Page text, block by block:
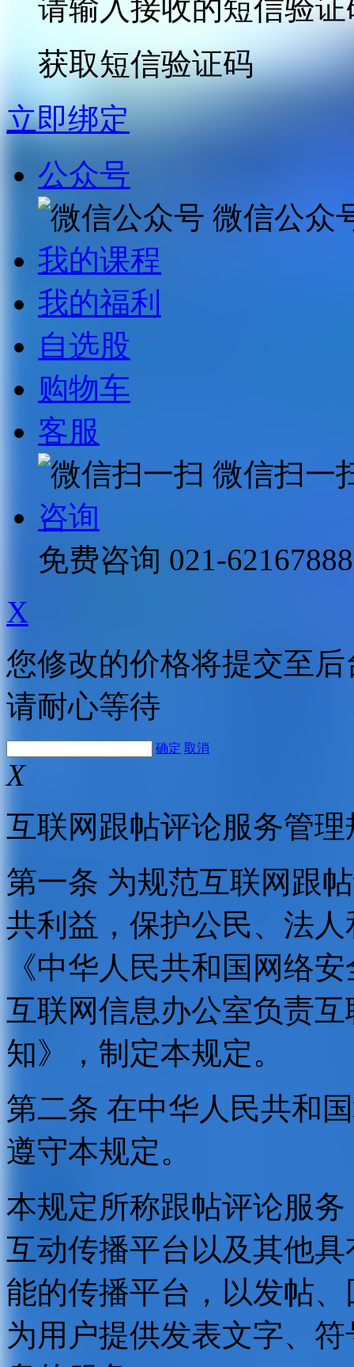
请输入接收的短信验证
获取短信验证码
立即绑定
公众号
微信公众
我的课程
我的福利
自选股
购物车
客服
微信扫一
咨询
免费咨询 021-62167888
X
您修改的价格将提交至
请耐心等待
确定 取消
X
互联网跟帖评论服务管理
第一条 为规范互联网跟
共利益，保护公民、法
《中华人民共和国网络
互联网信息办公室负责
知》，制定本规定。
第二条 在中华人民共和
遵守本规定。
本规定所称跟帖评论服
互动传播平台以及其他
能的传播平台，以发帖
为用户提供发表文字、